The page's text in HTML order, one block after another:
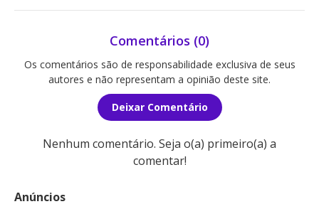
Comentários (0)
Os comentários são de responsabilidade exclusiva de seus
autores e não representam a opinião deste site.
Deixar Comentário
Nenhum comentário. Seja o(a) primeiro(a) a
comentar!
Anúncios